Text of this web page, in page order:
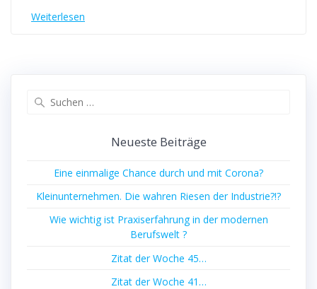
Weiterlesen
Neueste Beiträge
Eine einmalige Chance durch und mit Corona?
Kleinunternehmen. Die wahren Riesen der Industrie?!?
Wie wichtig ist Praxiserfahrung in der modernen
Berufswelt ?
Zitat der Woche 45…
Zitat der Woche 41…